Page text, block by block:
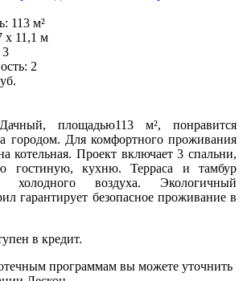
113 м²
x 11,1 м
3
2
площадью113 м², понравится
городом. Для комфортного проживания
котельная. Проект включает 3 спальни,
гостиную, кухню. Терраса и тамбур
холодного воздуха. Экологичный
гарантирует безопасное проживание в
в кредит.
программам вы можете уточнить